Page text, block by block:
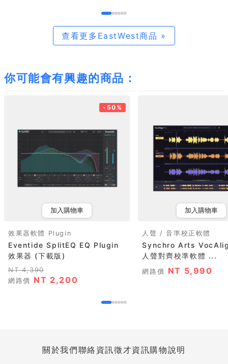
查看更多EastWest商品 »
你可能會有興趣的商品：
-50%
加入購物車
效果器軟體 Plugin
Eventide SplitEQ EQ Plugin
效果器 (下載版)
NT 4,390
網路價 NT 2,200
加入購物車
人聲 / 音準校正軟體
Synchro Arts
人聲對齊校準軟體 ...
網路價 NT 5,990
關於我們聯絡資訊徵才資訊購物說明